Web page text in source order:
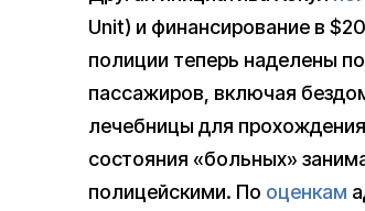
Unit) и финансирование в
полиции теперь наделены
пассажиров, включая
лечебницы для
состояния «больных»
полицейскими. По оценкам